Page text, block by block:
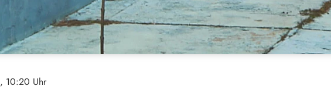
, 10:20 Uhr